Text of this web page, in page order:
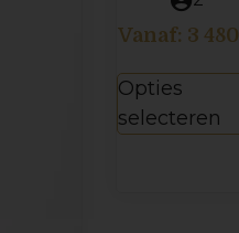
Vanaf: 3 480
Opties
selecteren